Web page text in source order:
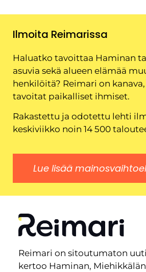
Ilmoita Reimarissa
Haluatko tavoittaa Haminan
asuvia sekä alueen elämää
henkilöitä? Reimari on
tavoitat paikalliset ihmiset.
Rakastettu ja odotettu lehti
keskiviikko noin 14 500
Lue lisää
Reimari on sitoutumaton
kertoo Haminan,